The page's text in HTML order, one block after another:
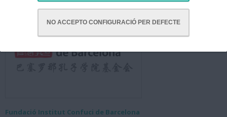
NO ACCEPTO CONFIGURACIÓ PER DEFECTE
Fundació Institut Confuci de Barcelona